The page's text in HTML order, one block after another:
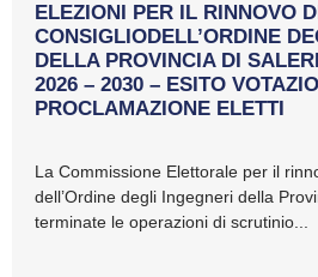
ELEZIONI PER IL RINNOVO
CONSIGLIODELL’ORDINE
DELLA PROVINCIA DI
2026 – 2030 – ESITO
PROCLAMAZIONE ELETTI
La Commissione Elettorale per il
dell’Ordine degli Ingegneri della
terminate le operazioni di scrutinio...